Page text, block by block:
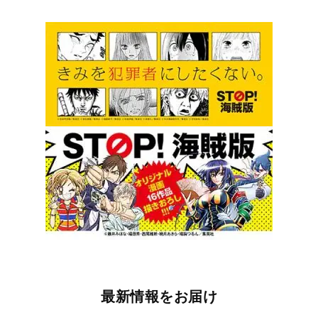
最新情報をお届け